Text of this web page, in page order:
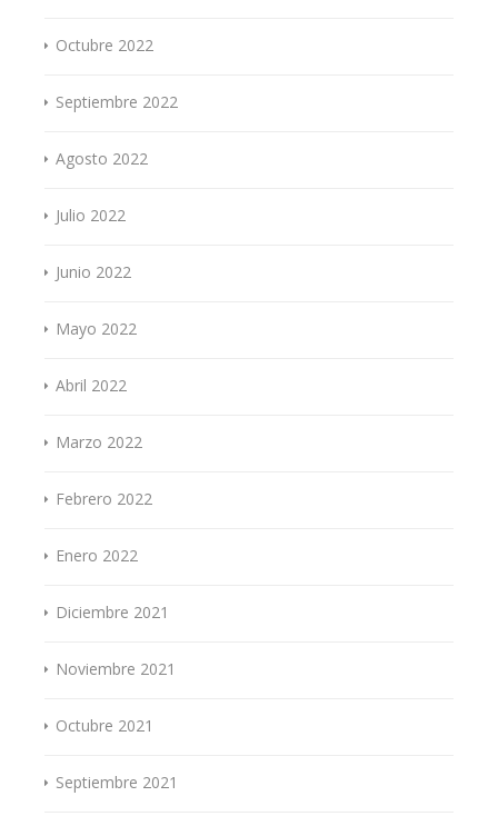
Octubre 2022
Septiembre 2022
Agosto 2022
Julio 2022
Junio 2022
Mayo 2022
Abril 2022
Marzo 2022
Febrero 2022
Enero 2022
Diciembre 2021
Noviembre 2021
Octubre 2021
Septiembre 2021